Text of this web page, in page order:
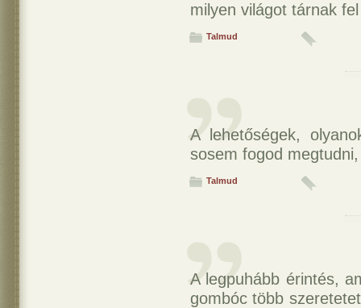
milyen világot tárnak
Talmud
A lehetőségek,
sosem fogod
Talmud
A legpuhább érintés,
gombóc több